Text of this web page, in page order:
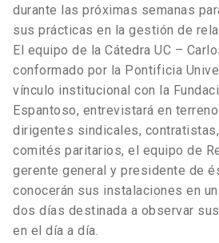
durante las próximas semanas
sus prácticas en la gestión de
El equipo de la Cátedra UC –
conformado por la Pontificia
vínculo institucional con la
Espantoso, entrevistará en
dirigentes sindicales,
comités paritarios, el equipo de
gerente general y presidente de
conocerán sus instalaciones en
dos días destinada a observar
en el día a día.